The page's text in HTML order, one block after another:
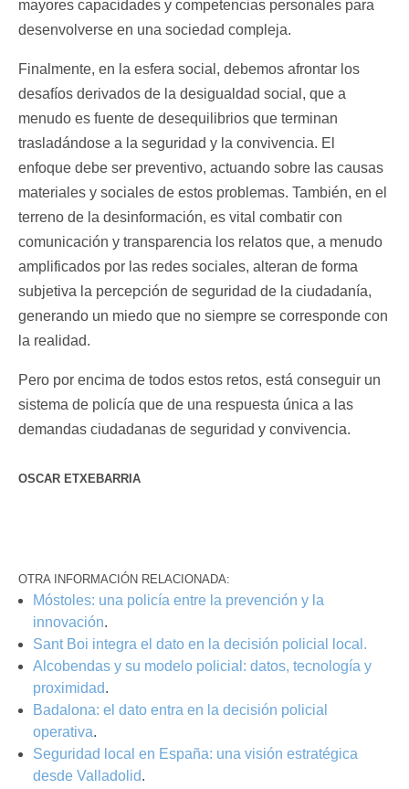
mayores capacidades y competencias personales para
desenvolverse en una sociedad compleja.
Finalmente, en la esfera social, debemos afrontar los
desafíos derivados de la desigualdad social, que a
menudo es fuente de desequilibrios que terminan
trasladándose a la seguridad y la convivencia. El
enfoque debe ser preventivo, actuando sobre las causas
materiales y sociales de estos problemas. También, en el
terreno de la desinformación, es vital combatir con
comunicación y transparencia los relatos que, a menudo
amplificados por las redes sociales, alteran de forma
subjetiva la percepción de seguridad de la ciudadanía,
generando un miedo que no siempre se corresponde con
la realidad.
Pero por encima de todos estos retos, está conseguir un
sistema de policía que de una respuesta única a las
demandas ciudadanas de seguridad y convivencia.
OSCAR ETXEBARRIA
OTRA INFORMACIÓN RELACIONADA:
Móstoles: una policía entre la prevención y la
innovación.
Sant Boi integra el dato en la decisión policial local.
Alcobendas y su modelo policial: datos, tecnología y
proximidad.
Badalona: el dato entra en la decisión policial
operativa.
Seguridad local en España: una visión estratégica
desde Valladolid.